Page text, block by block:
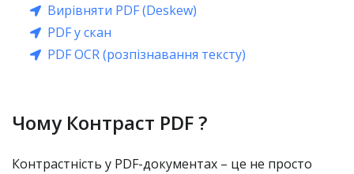
Вирівняти PDF (Deskew)
PDF у скан
PDF OCR (розпізнавання тексту)
Чому Контраст PDF ?
Контрастність у PDF-документах – це не просто